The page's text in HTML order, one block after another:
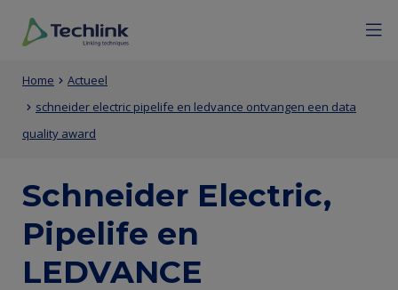
inhoud
menu
Primaire
inhoud
van
pagina
Entity
view
(Content)
Kruimelpad
Home
Actueel
schneider electric pipelife en ledvance ontvangen een data
quality award
Schneider Electric,
Pipelife en
LEDVANCE